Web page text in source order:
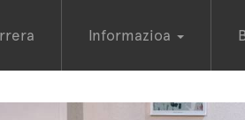
Informazioa